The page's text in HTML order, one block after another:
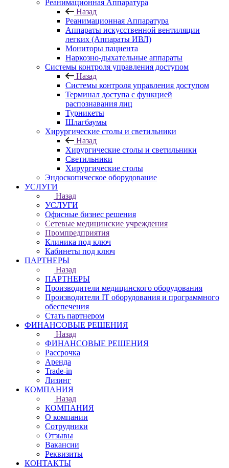
Реанимационная Аппаратура
Назад
Реанимационная Аппаратура
Аппараты искусственной вентиляции
легких (Аппараты ИВЛ)
Мониторы пациента
Наркозно-дыхательные аппараты
Системы контроля управления доступом
Назад
Системы контроля управления доступом
Терминал доступа с функцией
распознавания лиц
Турникеты
Шлагбаумы
Хирургические столы и светильники
Назад
Хирургические столы и светильники
Светильники
Хирургические столы
Эндоскопическое оборудование
УСЛУГИ
Назад
УСЛУГИ
Офисные бизнес решения
Сетевые медицинские учреждения
Промпредприятия
Клиника под ключ
Кабинеты под ключ
ПАРТНЕРЫ
Назад
ПАРТНЕРЫ
Производители медицинского оборудования
Производители IT оборудования и программного
обеспечения
Стать партнером
ФИНАНСОВЫЕ РЕШЕНИЯ
Назад
ФИНАНСОВЫЕ РЕШЕНИЯ
Рассрочка
Аренда
Trade-in
Лизинг
КОМПАНИЯ
Назад
КОМПАНИЯ
О компании
Сотрудники
Отзывы
Вакансии
Реквизиты
КОНТАКТЫ